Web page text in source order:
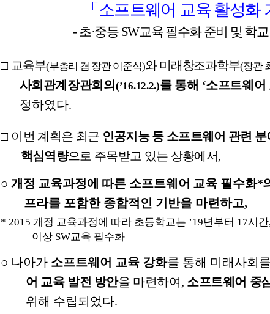
「 소프트웨어 교육 활성화
-초·중등 SW교육 필수화 준비 및 학교
□ 교육부(부총리 겸 장관 이준식)와 미래창조과학부(장관
사회관계 장관회의 (’16.12.2.)를 통해 ‘소프트웨어
정하였다.
□ 이번 계획은 최근 인공지능 등 소프트웨어 관련 분
핵심역량으로 주목받고 있는 상황에서,
○ 개정 교육과정에 따른 소프트웨어 교육 필수화*
프라를 포함한 종합적인 기반을 마련하고,
* 2015 개정 교육과정에 따라 초등학교는 ’19년부터 17시간
이상 SW교육 필수화
○ 나아가 소프트웨어 교육 강화를 통해 미래사회를
어 교육 발전 방안을 마련하여 , 소프트웨어 중
위해 수립되었다.